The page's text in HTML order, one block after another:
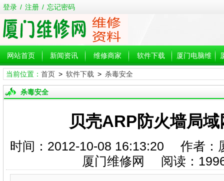
登录 / 注册 / 忘记密码
网站首页 新闻资讯 维修商家 软件下载 厦门电脑维
当前位置： 首页> 软件下载 > 杀毒安全
杀毒安全
贝壳ARP防火墙局
时间：2012-10-08 16:13:20 作者
厦门维修网 阅读：